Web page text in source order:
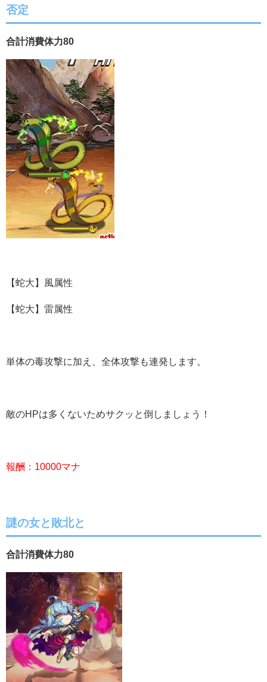
否定
合計消費体力80
【蛇大】風属性
【蛇大】雷属性
単体の毒攻撃に加え、全体攻撃も連発します。
敵のHPは多くないためサクッと倒しましょう！
報酬：10000マナ
謎の女と敗北と
合計消費体力80